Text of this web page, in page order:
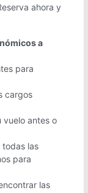
ahora y
a
para
cargos
vuelo antes o
todas las
para
las